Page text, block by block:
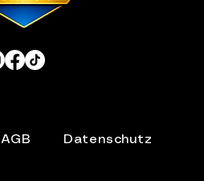
AGB Datenschutz